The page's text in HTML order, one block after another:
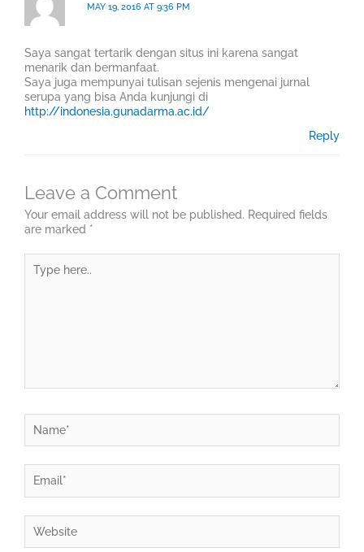
MAY 19, 2016 AT 9:36 PM
Saya sangat tertarik dengan situs ini karena sangat
menarik dan bermanfaat.
Saya juga mempunyai tulisan sejenis mengenai jurnal
serupa yang bisa Anda kunjungi di
http://indonesia.gunadarma.ac.id/
Reply
Leave a Comment
Your email address will not be published. Required fields
are marked *
here..